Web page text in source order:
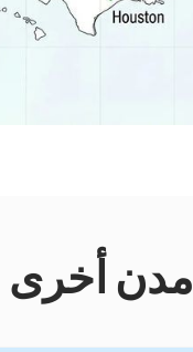
مدن أخرى